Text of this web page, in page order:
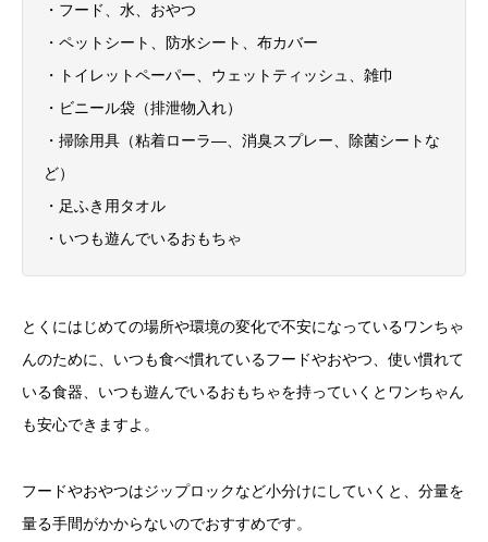
・フード、水、おやつ
・ペットシート、防水シート、布カバー
・トイレットペーパー、ウェットティッシュ、雑巾
・ビニール袋（排泄物入れ）
・掃除用具（粘着ローラ―、消臭スプレー、除菌シートな
ど）
・足ふき用タオル
・いつも遊んでいるおもちゃ
とくにはじめての場所や環境の変化で不安になっているワンちゃ
んのために、いつも食べ慣れているフードやおやつ、使い慣れて
いる食器、いつも遊んでいるおもちゃを持っていくとワンちゃん
も安心できますよ。
フードやおやつはジップロックなど小分けにしていくと、分量を
量る手間がかからないのでおすすめです。